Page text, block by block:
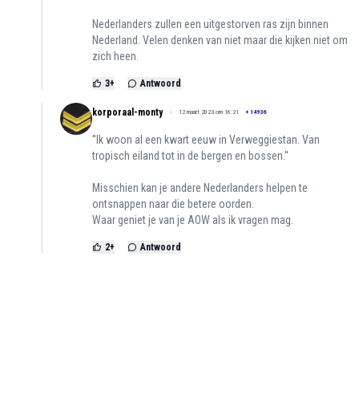
Nederlanders zullen een uitgestorven ras zijn binnen
Nederland. Velen denken van niet maar die kijken niet om
zich heen.
3+ Antwoord
korporaal-monty 12 maart 2023 om 16:21 + 14936
''Ik woon al een kwart eeuw in Verweggiestan. Van
tropisch eiland tot in de bergen en bossen.''
Misschien kan je andere Nederlanders helpen te
ontsnappen naar die betere oorden.
Waar geniet je van je AOW als ik vragen mag.
2+ Antwoord